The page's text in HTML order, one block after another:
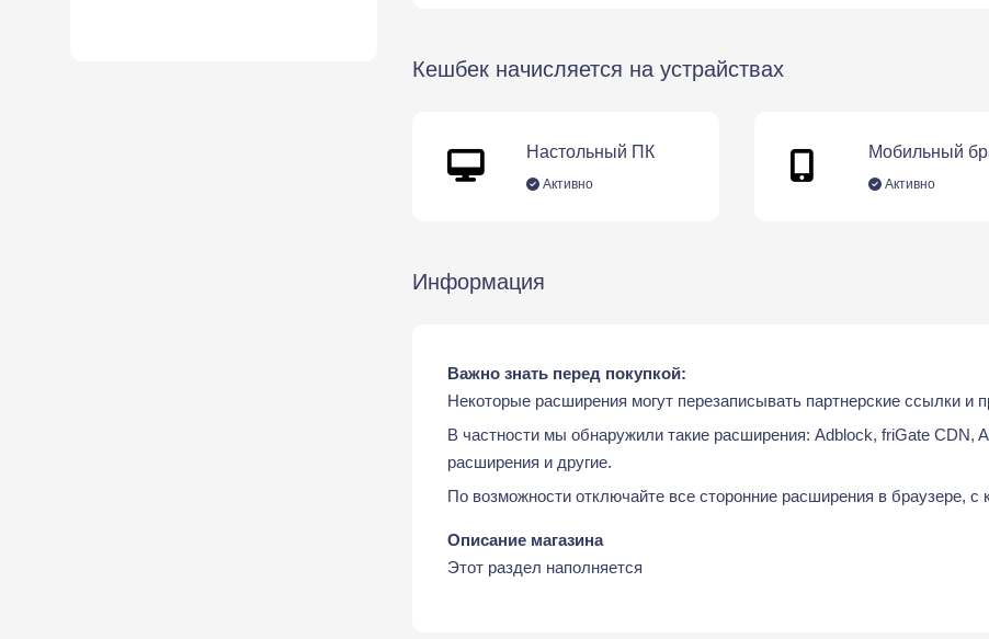
Кешбек начисляется на устрайствах
Настольный ПК
Активно
Мобильный
Активно
Информация
Важно знать перед покупкой:
Некоторые расширения могут перезаписывать партнерские ссылки и
В частности мы обнаружили такие расширения: Adblock, friGate CDN,
расширения и другие.
По возможности отключайте все сторонние расширения в браузере, с
Описание магазина
Этот раздел наполняется